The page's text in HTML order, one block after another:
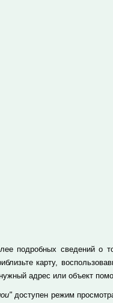
подробных сведений о
карту,
адрес или объект
доступен режим